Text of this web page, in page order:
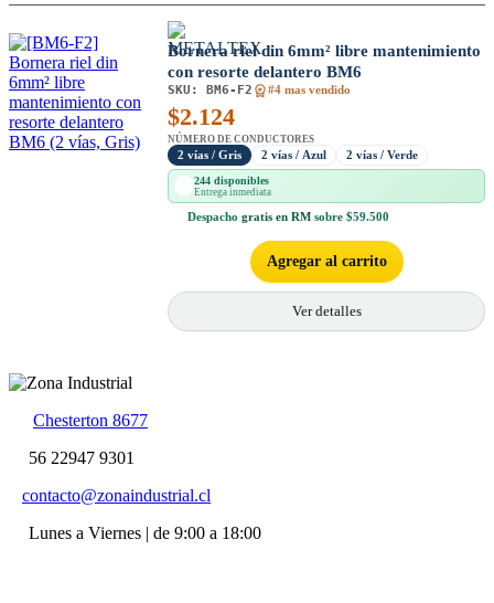
Bornera riel din 6mm² libre mantenimiento
con resorte delantero BM6
SKU: BM6-F2 #4 mas vendido
$2.124
NÚMERO DE CONDUCTORES
2 vías / Gris 2 vías / Azul 2 vías / Verde
244 disponibles
Entrega inmediata
Despacho gratis en RM sobre $59.500
Agregar al carrito
Ver detalles
Chesterton 8677
56 22947 9301
contacto@zonaindustrial.cl
Lunes a Viernes | de 9:00 a 18:00